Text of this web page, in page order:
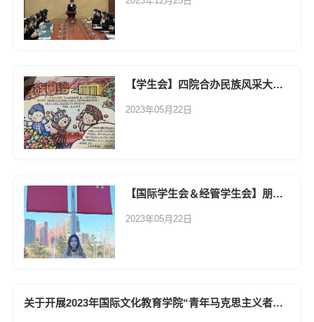
【学生会】​四院合办民族风采大会 ——“心系民族情，妙笔绘微澜”主题手抄报大赛总结
2023年05月22日
【国际学生会＆经管学生会】朋辈导师第四期—专业知识学习
2023年05月22日
关于开展2023年国际文化教育学院“青年马克思主义者培养工程”培训班的通知